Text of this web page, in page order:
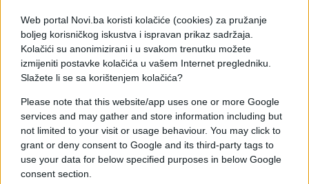
Web portal Novi.ba koristi kolačiće (cookies) za pružanje
boljeg korisničkog iskustva i ispravan prikaz sadržaja.
Kolačići su anonimizirani i u svakom trenutku možete
izmijeniti postavke kolačića u vašem Internet pregledniku.
Slažete li se sa korištenjem kolačića?
Please note that this website/app uses one or more Google
services and may gather and store information including but
not limited to your visit or usage behaviour. You may click to
grant or deny consent to Google and its third-party tags to
use your data for below specified purposes in below Google
consent section.
PRAVI MUŠKARAC OVO MORA DA ZNA: Da li ste
znali da ove tačke na njenom tijelu mogu da je
dovedu do ludila?
Saznaj više